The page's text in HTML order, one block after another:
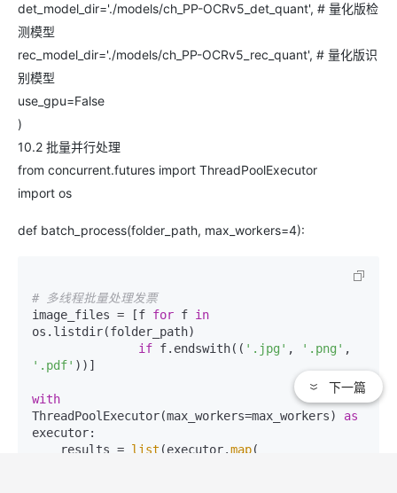
det_model_dir='./models/ch_PP-OCRv5_det_quant', # 量化版检
测模型
rec_model_dir='./models/ch_PP-OCRv5_rec_quant', # 量化版识
别模型
use_gpu=False
)
10.2 批量并行处理
from concurrent.futures import ThreadPoolExecutor
import os
def batch_process(folder_path, max_workers=4):
# 多线程批量处理发票
image_files = [f for f in
os.listdir(folder_path)
if f.endswith(( '.jpg' , '.png'
'.pdf' ))]
with
ThreadPoolExecutor(max_workers=max_workers) as
executor:
    results =
list (executor.map(
下一篇